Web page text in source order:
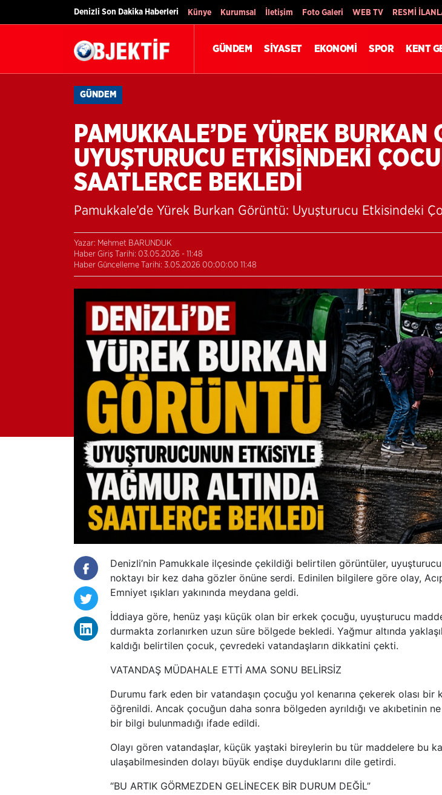
Denizli Son Dakika Haberleri Künye Kurumsal İletişim Foto Galeri WEB TV RESMİ
GÜNDEM SİYASET EKONOMİ SPOR KENT
GÜNDEM
PAMUKKALE’DE YÜREK BURKAN
UYUŞTURUCU ETKİSİNDEKİ
SAATLERCE BEKLEDİ
Pamukkale’de Yürek Burkan Görüntü: Uyuşturucu Etkisindeki
Yazar: Mehmet BARUNDUK
Haber Giriş Tarihi: 03.05.2026 - 11:48
Haber Güncelleme Tarihi: 3.05.2026 00:00:00 11:48
Denizli’nin Pamukkale ilçesinde çekildiği belirtilen görüntüler, uyuşturucu
noktayı bir kez daha gözler önüne serdi. Edinilen bilgilere göre olay,
Emniyet ışıkları yakınında meydana geldi.
İddiaya göre, henüz yaşı küçük olan bir erkek çocuğu, uyuşturucu
durmakta zorlanırken uzun süre bölgede bekledi. Yağmur altında
kaldığı belirtilen çocuk, çevredeki vatandaşların dikkatini çekti.
VATANDAŞ MÜDAHALE ETTİ AMA SONU BELİRSİZ
Durumu fark eden bir vatandaşın çocuğu yol kenarına çekerek olası bir
öğrenildi. Ancak çocuğun daha sonra bölgeden ayrıldığı ve akıbetinin
bir bilgi bulunmadığı ifade edildi.
Olayı gören vatandaşlar, küçük yaştaki bireylerin bu tür maddelere bu
ulaşabilmesinden dolayı büyük endişe duyduklarını dile getirdi.
“BU ARTIK GÖRMEZDEN GELİNECEK BİR DURUM DEĞİL”